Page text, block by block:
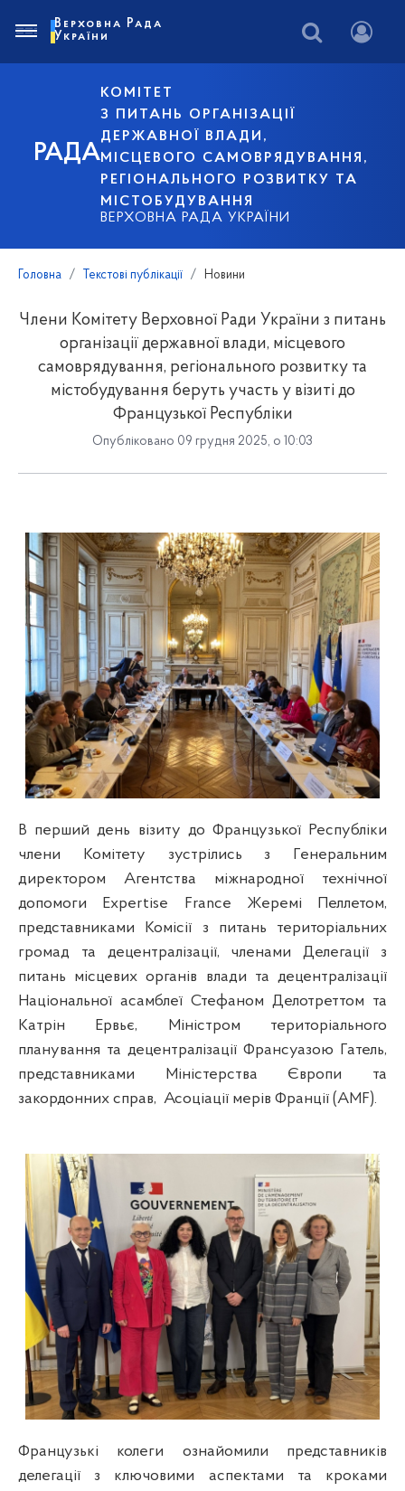
РАДА
КОМІТЕТ
З ПИТАНЬ ОРГАНІЗАЦІЇ
ДЕРЖАВНОЇ ВЛАДИ,
МІСЦЕВОГО САМОВРЯДУВАННЯ,
РЕГІОНАЛЬНОГО РОЗВИТКУ ТА
МІСТОБУДУВАННЯ
ВЕРХОВНА РАДА УКРАЇНИ
Верховна Рада
України
Головна Текстові публікації Новини
Члени Комітету Верховної Ради України з питань
організації державної влади, місцевого
самоврядування, регіонального розвитку та
містобудування беруть участь у візиті до
Французької Республіки
Опубліковано 09 грудня 2025, о 10:03
В перший день візиту до Французької Республіки
члени Комітету зустрілись з Генеральним
директором Агентства міжнародної технічної
допомоги Expertise France
Жеремі Пеллетом,
представниками Комісії з питань територіальних
громад та децентралізації, членами Делегації з
питань місцевих органів влади та децентралізації
Національної асамблеї Стефаном Делотреттом та
Катрін Ервьє, Міністром територіального
планування та децентралізації Франсуазою Гатель,
представниками Міністерства Європи та
закордонних справ, Асоціації мерів Франції (AMF).
Французькі колеги ознайомили представників
делегації з ключовими аспектами та кроками